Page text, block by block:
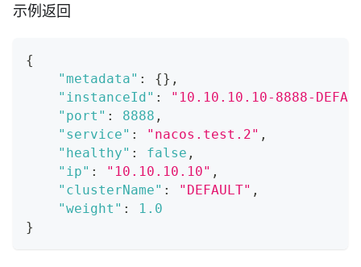
示例返回
{
"metadata" : {} ,
"instanceId" :
"10.10.10.10-8888-
"port" : 8888 ,
"service" : "nacos.test.2" ,
"healthy" : false ,
"ip" : "10.10.10.10" ,
"clusterName" : "DEFAULT" ,
"weight" :
1.0
}